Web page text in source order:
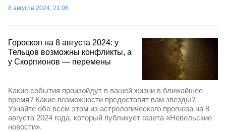
8 августа 2024, 21:06
Гороскоп на 8 августа 2024: у
Тельцов возможны конфликты, а
у Скорпионов — перемены
Какие события произойдут в вашей жизни в ближайшее
время? Какие возможности предоставят вам звезды?
Узнайте обо всем этом из астрологического прогноза на 8
августа 2024 года, который публикует газета «Невельские
новости».